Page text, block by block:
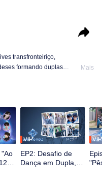
transfronteiriço,
formando duplas
diretamente do
e apoio, acompanhando
perfeita. O casal mais
sua estreia no palco global.
Mais
"Ao
VIP
EP2: Desafio de
Dança em Dupla,
VIP